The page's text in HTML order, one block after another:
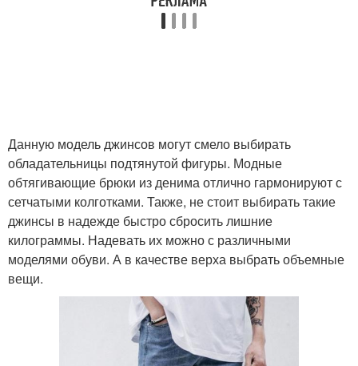
Данную модель джинсов могут смело выбирать
обладательницы подтянутой фигуры. Модные
обтягивающие брюки из денима отлично гармонируют с
сетчатыми колготками. Также, не стоит выбирать такие
джинсы в надежде быстро сбросить лишние
килограммы. Надевать их можно с различными
моделями обуви. А в качестве верха выбрать объемные
вещи.